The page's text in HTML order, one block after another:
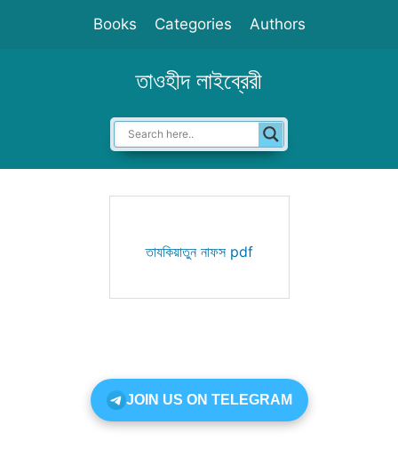
Books Categories Authors
তাওহীদ লাইব্রেরী
তাযকিয়াতুন নাফস pdf
JOIN US ON TELEGRAM